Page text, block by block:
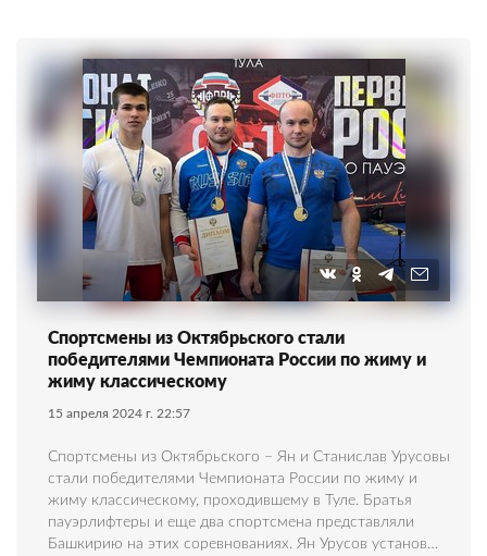
Спортсмены из Октябрьского стали
победителями Чемпионата России по жиму и
жиму классическому
15 апреля 2024 г. 22:57
Спортсмены из Октябрьского – Ян и Станислав Урусовы
стали победителями Чемпионата России по жиму и
жиму классическому, проходившему в Туле. Братья
пауэрлифтеры и еще два спортсмена представляли
Башкирию на этих соревнованиях. Ян Урусов установ…